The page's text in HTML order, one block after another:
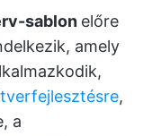
sablon előre
amely
,
a